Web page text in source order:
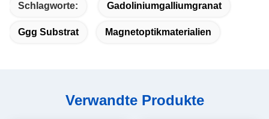
Schlagworte: Gadoliniumgalliumgranat
Ggg Substrat Magnetoptikmaterialien
Verwandte Produkte